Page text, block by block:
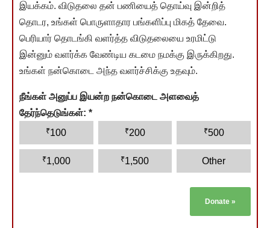
இயக்கம். விடுதலை தன் பணியைத் தொய்வு இன்றித்
தொடர, உங்கள் பொருளாதார பங்களிப்பு மிகத் தேவை.
பெரியார் தொடங்கி வளர்த்த விடுதலையை உரமிட்டு
இன்னும் வளர்க்க வேண்டிய கடமை நமக்கு இருக்கிறது.
உங்கள் நன்கொடை அந்த வளர்ச்சிக்கு உதவும்.
நீங்கள் அனுப்ப இயன்ற நன்கொடை அளவைத்
தேர்ந்தெடுங்கள்: *
₹100 ₹200 ₹500
₹1,000 ₹1,500 Other
Donate »